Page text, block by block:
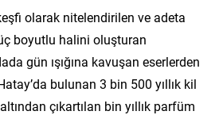
olarak nitelendirilen ve adeta
boyutlu halini oluşturan
gün ışığına kavuşan eserlerden
bulunan 3 bin 500 yıllık kil
çıkartılan bin yıllık parfüm